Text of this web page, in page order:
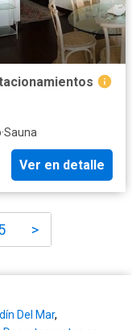
·Sauna
Ver en detalle
>
Del Mar,